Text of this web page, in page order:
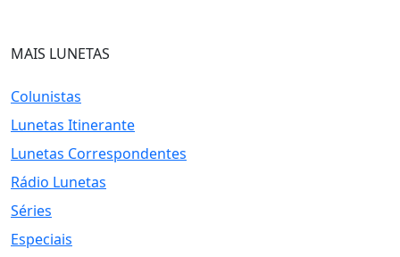
MAIS LUNETAS
Colunistas
Lunetas Itinerante
Lunetas Correspondentes
Rádio Lunetas
Séries
Especiais